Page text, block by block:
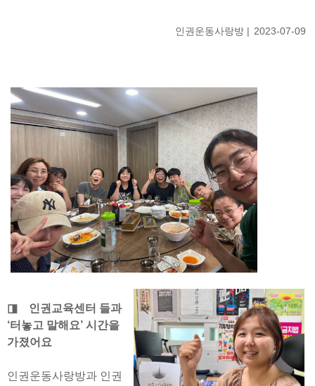
인권운동사랑방 2023-07-09
◨ 인권교육센터 들과
‘터놓고 말해요’ 시간을
가졌어요
인권운동사랑방과 인권